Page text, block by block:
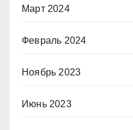
Март 2024
Февраль 2024
Ноябрь 2023
Июнь 2023